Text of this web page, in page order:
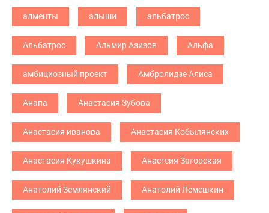
алменты алыши альбатрос
Альбатрос Альмир Азизов Альфа
амбициозный проект Амбролидзе Алиса
Анапа Анастасия Зубова
Анастасия иванова Анастасия Кобылянских
Анастасия Кукушкина Анастсия Загорская
Анатолий Землянский Анатолий Лемешкин